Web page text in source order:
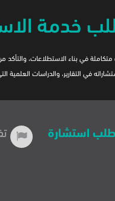
خدمة
في بناء الاستطلاعات، والتأكد
في التقارير، والدراسات
طلب استشارة